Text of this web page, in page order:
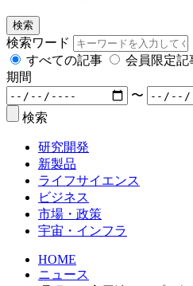
検索
検索ワード
すべての記事
会員限定記
期間
〜
検索
研究開発
新製品
ライフサイエンス
ビジネス
市場・政策
宇宙・インフラ
HOME
ニュース